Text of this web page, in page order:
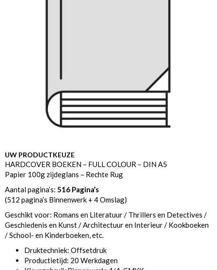
UW PRODUCTKEUZE
HARDCOVER BOEKEN – FULL COLOUR – DIN A5
Papier 100g zijdeglans – Rechte Rug
Aantal pagina’s: 516 Pagina’s
(512 pagina’s Binnenwerk + 4 Omslag)
Geschikt voor: Romans en Literatuur / Thrillers en Detectives /
Geschiedenis en Kunst / Architectuur en Interieur / Kookboeken
/ School- en Kinderboeken, etc.
Druktechniek: Offsetdruk
Productietijd: 20 Werkdagen